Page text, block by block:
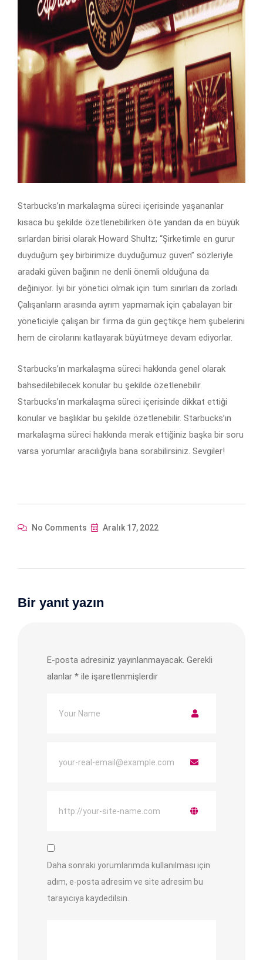
Starbucks’ın markalaşma süreci içerisinde yaşananlar
kısaca bu şekilde özetlenebilirken öte yandan da en büyük
sırlardan birisi olarak Howard Shultz; “Şirketimle en gurur
duyduğum şey birbirimize duyduğumuz güven” sözleriyle
aradaki güven bağının ne denli önemli olduğuna da
değiniyor. İyi bir yönetici olmak için tüm sınırları da zorladı.
Çalışanların arasında ayrım yapmamak için çabalayan bir
yöneticiyle çalışan bir firma da gün geçtikçe hem şubelerini
hem de cirolarını katlayarak büyütmeye devam ediyorlar.
Starbucks’ın markalaşma süreci hakkında genel olarak
bahsedilebilecek konular bu şekilde özetlenebilir.
Starbucks’ın markalaşma süreci içerisinde dikkat ettiği
konular ve başlıklar bu şekilde özetlenebilir. Starbucks’ın
markalaşma süreci hakkında merak ettiğiniz başka bir soru
varsa yorumlar aracılığıyla bana sorabilirsiniz. Sevgiler!
No Comments Aralık 17, 2022
Bir yanıt yazın
E-posta adresiniz yayınlanmayacak. Gerekli
alanlar * ile işaretlenmişlerdir
Daha sonraki yorumlarımda kullanılması için
adım, e-posta adresim ve site adresim bu
tarayıcıya kaydedilsin.